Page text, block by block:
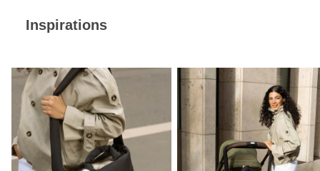
Inspirations